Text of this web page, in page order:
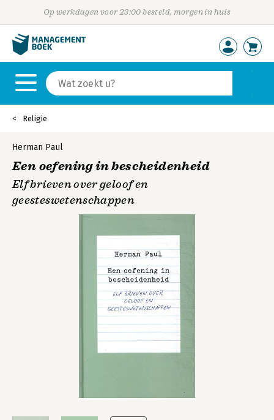
Op werkdagen voor 23:00 besteld, morgen in huis
Religie
Herman Paul
Een oefening in bescheidenheid
Elf brieven over geloof en
geesteswetenschappen